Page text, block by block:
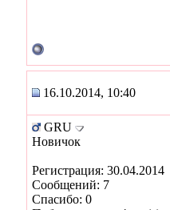
16.10.2014, 10:40
GRU
Новичок
Регистрация: 30.04.2014
Сообщений: 7
Спасибо: 0